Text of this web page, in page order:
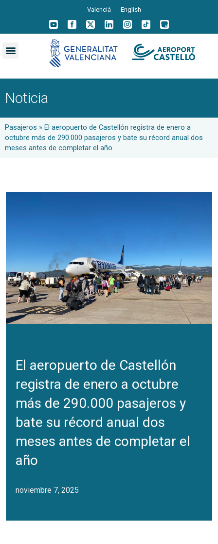
Valencià English
Noticia
Pasajeros » El aeropuerto de Castellón registra de enero a
octubre más de 290.000 pasajeros y bate su récord anual dos
meses antes de completar el año
El aeropuerto de Castellón
registra de enero a octubre
más de 290.000 pasajeros y
bate su récord anual dos
meses antes de completar el
año
noviembre 7, 2025